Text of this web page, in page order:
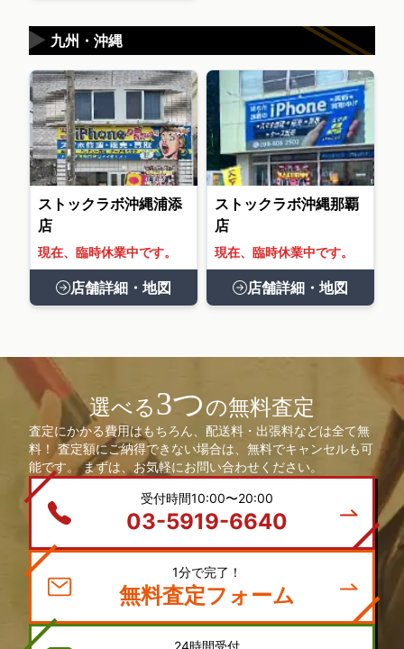
九州・沖縄
▶
ストックラボ沖縄浦添
店
現在、臨時休業中です。
店舗詳細・地図
ストックラボ沖縄那覇
店
現在、臨時休業中です。
店舗詳細・地図
選べる3つの無料査定
査定にかかる費用はもちろん、配送料・出張料などは全て無
料！ 査定額にご納得できない場合は、無料でキャンセルも可
能です。 まずは、お気軽にお問い合わせください。
受付時間10:00〜20:00
03-5919-6640
1分で完了！
無料査定フォーム
24時間受付